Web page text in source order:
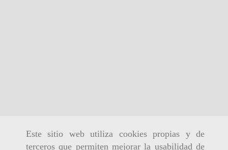
Este sitio web utiliza cookies propias y de
terceros que permiten mejorar la usabilidad de